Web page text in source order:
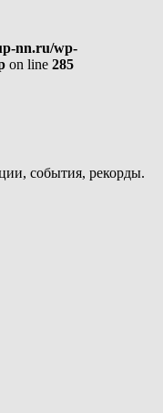
nn.ru/wp-
on line 285
события, рекорды.